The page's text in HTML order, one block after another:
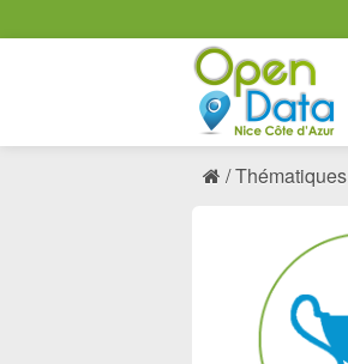
Thématiques